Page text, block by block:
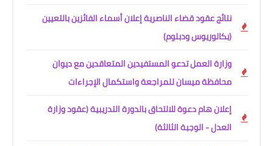
نتائج عقود قضاء الناصرية إعلان أسماء الفائزين بالتعيين
(بكالوريوس ودبلوم)
وزارة العمل تدعو المستفيدين المتعاقدين مع ديوان
محافظة ميسان للمراجعة واستكمال الإجراءات
إعلان هام دعوة للالتحاق بالدورة التدريبية (عقود وزارة
العدل - الوجبة الثالثة)